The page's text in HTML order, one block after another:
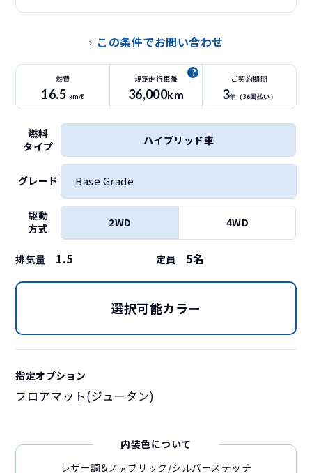
この条件でお問い合わせ
燃費
16.5 km/ℓ
規定走行距離
36,000km
ご契約期間
3年（36回払い）
燃料
タイプ
ハイブリッド車
グレード Base Grade
駆動
方式
2WD 4WD
排気量 1.5 定員 5名
選択可能カラー
指定オプション
フロアマット(ジュータン)
内装色について
レザー調&ファブリック/シルバーステッチ